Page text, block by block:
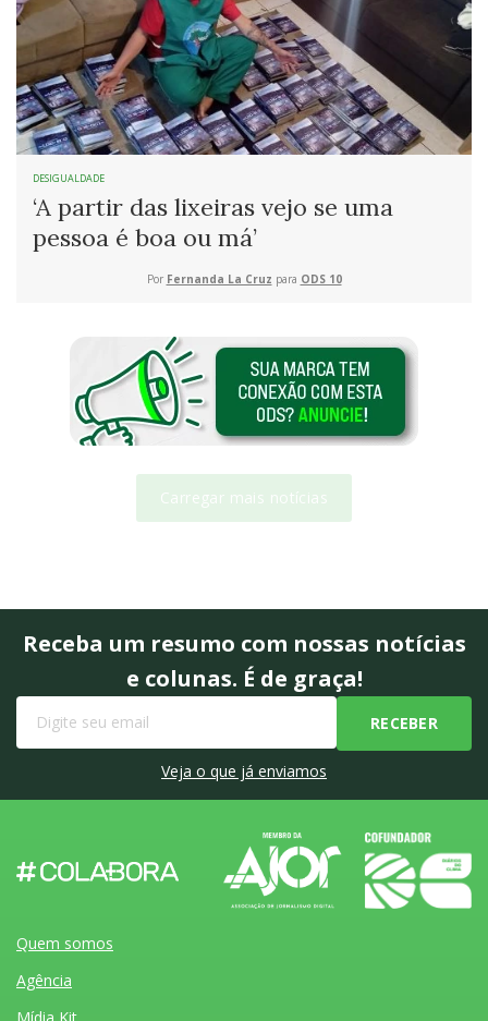
DESIGUALDADE
‘A partir das lixeiras vejo se uma
pessoa é boa ou má’
Por Fernanda La Cruz para ODS 10
Carregar mais notícias
Receba um resumo com nossas notícias
e colunas. É de graça!
Veja o que já enviamos
Quem somos
Agência
Mídia Kit